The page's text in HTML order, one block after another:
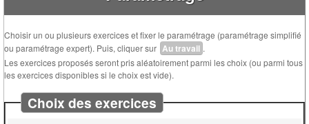
Choisir un ou plusieurs exercices et fixer le paramétrage (paramétrage simplifié
ou paramétrage expert). Puis, cliquer sur Au travail .
Les exercices proposés seront pris aléatoirement parmi les choix (ou parmi tous
les exercices disponibles si le choix est vide).
Choix des exercices